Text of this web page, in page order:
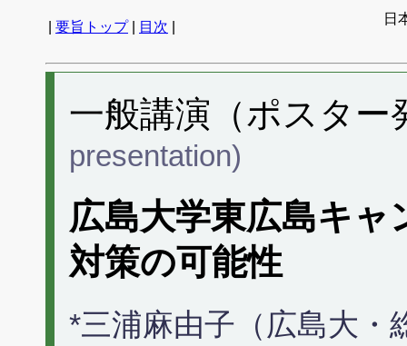
要旨トップ| 目次
日
一般講演（ポスタ
presentation)
広島大学東広島キ
対策の可能性
*三浦麻由子（広島大・